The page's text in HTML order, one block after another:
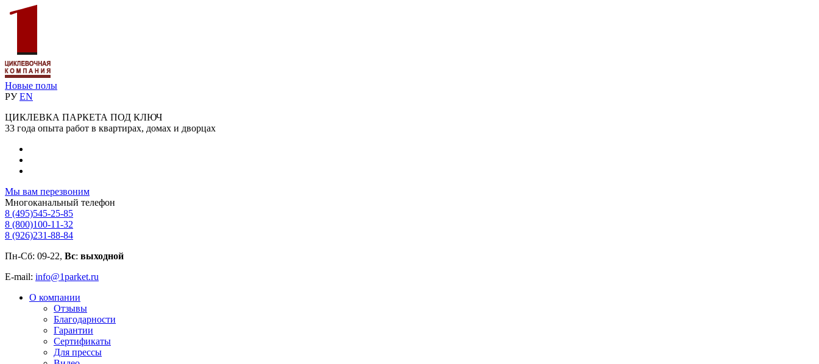
Новые полы
РУ EN
ЦИКЛЕВКА ПАРКЕТА ПОД КЛЮЧ
33 года опыта работ в квартирах, домах и дворцах
Мы вам перезвоним
Многоканальный телефон
8 (495)545-25-85
8 (800)100-11-32
8 (926)231-88-84
Пн-Сб: 09-22, Вс: выходной
E-mail: info@1parket.ru
О компании
Отзывы
Благодарности
Гарантии
Сертификаты
Для прессы